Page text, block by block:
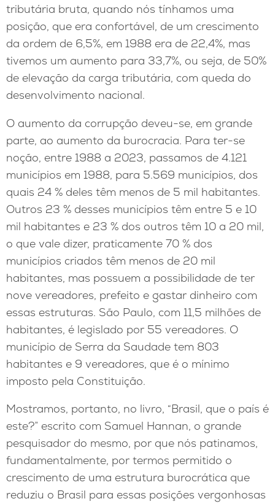
tributária bruta, quando nós tínhamos uma
posição, que era confortável, de um crescimento
da ordem de 6,5%, em 1988 era de 22,4%, mas
tivemos um aumento para 33,7%, ou seja, de 50%
de elevação da carga tributária, com queda do
desenvolvimento nacional.
O aumento da corrupção deveu-se, em grande
parte, ao aumento da burocracia. Para ter-se
noção, entre 1988 a 2023, passamos de 4.121
municípios em 1988, para 5.569 municípios, dos
quais 24 % deles têm menos de 5 mil habitantes.
Outros 23 % desses municípios têm entre 5 e 10
mil habitantes e 23 % dos outros têm 10 a 20 mil,
o que vale dizer, praticamente 70 % dos
municípios criados têm menos de 20 mil
habitantes, mas possuem a possibilidade de ter
nove vereadores, prefeito e gastar dinheiro com
essas estruturas. São Paulo, com 11,5 milhões de
habitantes, é legislado por 55 vereadores. O
município de Serra da Saudade tem 803
habitantes e 9 vereadores, que é o mínimo
imposto pela Constituição.
Mostramos, portanto, no livro, “Brasil, que o país é
este?” escrito com Samuel Hannan, o grande
pesquisador do mesmo, por que nós patinamos,
fundamentalmente, por termos permitido o
crescimento de uma estrutura burocrática que
reduziu o Brasil para essas posições vergonhosas